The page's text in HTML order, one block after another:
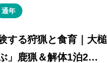
通年
する狩猟と食育｜大槌
」鹿猟＆解体1泊2日